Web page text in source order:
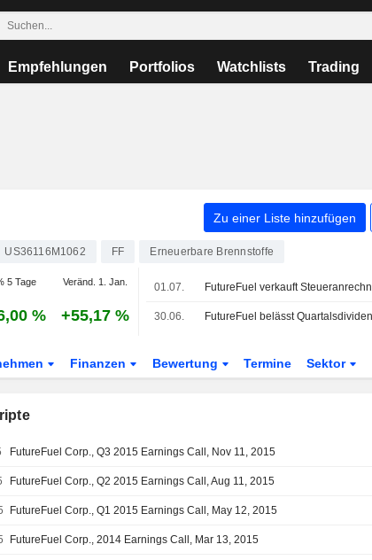
Empfehlungen Portfolios Watchlists Trading
Zu einer Liste hinzufügen
US36116M1062 FF Erneuerbare Brennstoffe
5 Tage Veränd. 1. Jan.
% +55,17 %
01.07.
30.06.
Finanzen Bewertung Termine Sektor
FutureFuel Corp., Q3 2015 Earnings Call, Nov 11, 2015
FutureFuel Corp., Q2 2015 Earnings Call, Aug 11, 2015
FutureFuel Corp., Q1 2015 Earnings Call, May 12, 2015
FutureFuel Corp., 2014 Earnings Call, Mar 13, 2015